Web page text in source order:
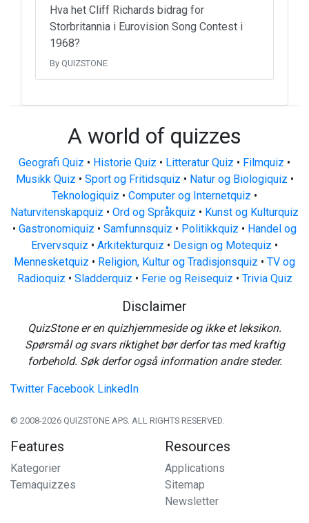
Hva het Cliff Richards bidrag for
Storbritannia i Eurovision Song Contest i
1968?
By QUIZSTONE
A world of quizzes
Geografi Quiz • Historie Quiz • Litteratur Quiz • Filmquiz •
Musikk Quiz • Sport og Fritidsquiz • Natur og Biologiquiz •
Teknologiquiz • Computer og Internetquiz •
Naturvitenskapquiz • Ord og Språkquiz • Kunst og Kulturquiz
• Gastronomiquiz • Samfunnsquiz • Politikkquiz • Handel og
Ervervsquiz • Arkitekturquiz • Design og Motequiz •
Mennesketquiz • Religion, Kultur og Tradisjonsquiz • TV og
Radioquiz • Sladderquiz • Ferie og Reisequiz • Trivia Quiz
Disclaimer
QuizStone er en quizhjemmeside og ikke et leksikon.
Spørsmål og svars riktighet bør derfor tas med kraftig
forbehold. Søk derfor også information andre steder.
Twitter Facebook LinkedIn
© 2008-2026 QUIZSTONE APS. ALL RIGHTS RESERVED.
Features
Kategorier
Temaquizzes
Resources
Applications
Sitemap
Newsletter